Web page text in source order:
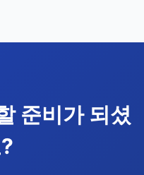
준비가 되셨